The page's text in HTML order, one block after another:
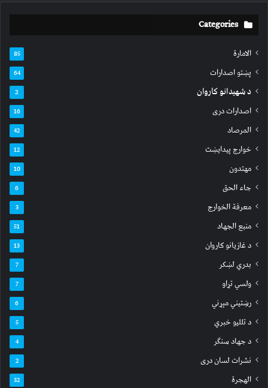
Categories
الامارة 85
پښتو اصدارات 64
د شهیدانو کاروان 2
اصدارات دری 16
المرصاد 42
خوارج پیدایښت 12
مهتدون 10
جاء الحق 6
معرفة الخوارج 3
منبع الجهاد 51
د غازیانو کاروان 13
بدري لښکر 7
ولسي تړاو 7
رښتیني مېړني 6
د تللیو خبري 5
د جهاد سنګر 4
نشرات لسان دری 2
الهجرة 32